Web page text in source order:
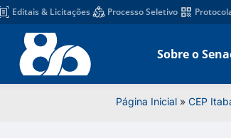
Editais & Licitações Processo Seletivo
Sobre o
Página Inicial » CEP